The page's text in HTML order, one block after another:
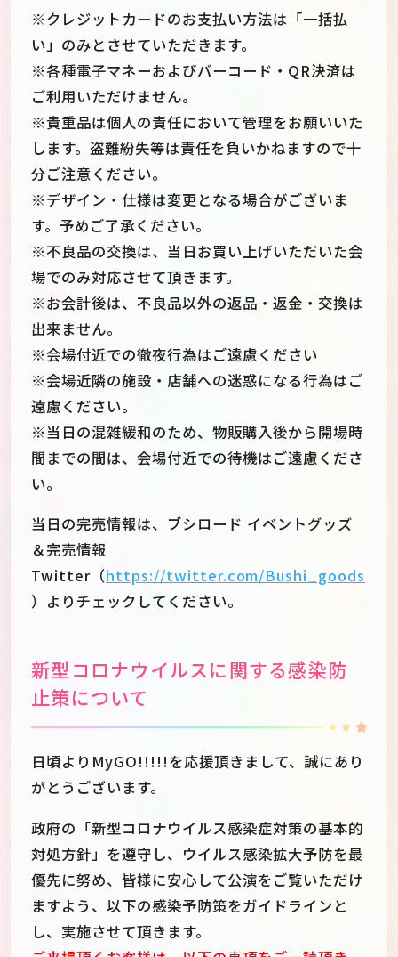
※クレジットカードのお支払い方法は「一括払
い」のみとさせていただきます。
※各種電子マネーおよびバーコード・QR決済は
ご利用いただけません。
※貴重品は個人の責任において管理をお願いいた
します。盗難紛失等は責任を負いかねますので十
分ご注意ください。
※デザイン・仕様は変更となる場合がございま
す。予めご了承ください。
※不良品の交換は、当日お買い上げいただいた会
場でのみ対応させて頂きます。
※お会計後は、不良品以外の返品・返金・交換は
出来ません。
※会場付近での徹夜行為はご遠慮ください
※会場近隣の施設・店舗への迷惑になる行為はご
遠慮ください。
※当日の混雑緩和のため、物販購入後から開場時
間までの間は、会場付近での待機はご遠慮くださ
い。
当日の完売情報は、ブシロード イベントグッズ
＆完売情報
Twitter（https://twitter.com/Bushi_goods
）よりチェックしてください。
新型コロナウイルスに関する感染防
止策について
日頃よりMyGO!!!!!を応援頂きまして、誠にあり
がとうございます。
政府の「新型コロナウイルス感染症対策の基本的
対処方針」を遵守し、ウイルス感染拡大予防を最
優先に努め、皆様に安心して公演をご覧いただけ
ますよう、以下の感染予防策をガイドラインと
し、実施させて頂きます。